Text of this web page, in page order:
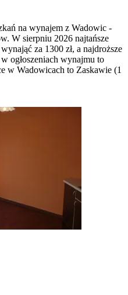
na wynajem z Wadowic -
W sierpniu 2026 najtańsze
za 1300 zł, a najdroższe
ogłoszeniach wynajmu to
w Wadowicach to Zaskawie (1